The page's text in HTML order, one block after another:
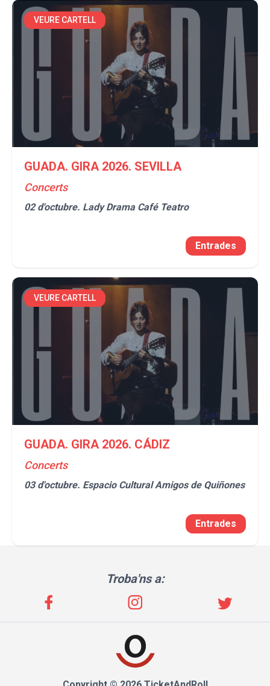
VEURE CARTELL
GUADA. GIRA 2026. SEVILLA
Concerts
02 d'octubre. Lady Drama Café Teatro
Entrades
VEURE CARTELL
GUADA. GIRA 2026. CÁDIZ
Concerts
03 d'octubre. Espacio Cultural Amigos de Quiñones
Entrades
Troba'ns a: